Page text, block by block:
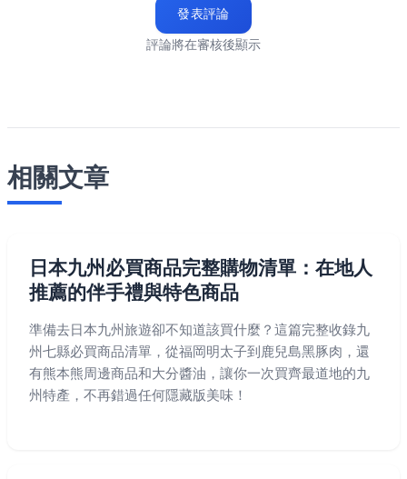
發表評論
評論將在審核後顯示
相關文章
日本九州必買商品完整購物清單：在地人
推薦的伴手禮與特色商品
準備去日本九州旅遊卻不知道該買什麼？這篇完整收錄九
州七縣必買商品清單，從福岡明太子到鹿兒島黑豚肉，還
有熊本熊周邊商品和大分醬油，讓你一次買齊最道地的九
州特產，不再錯過任何隱藏版美味！